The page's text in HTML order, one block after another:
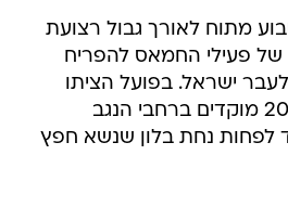
מתוח לאורך גבול רצועת
של פעילי החמאס להפריח
לעבר ישראל. בפועל הציתו
פעילי חמאס יותר מ-20 מוקדים ברחבי הנגב
לפחות נחת בלון שנשא חפץ